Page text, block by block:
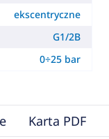
ekscentryczne
G1/2B
0÷25 bar
Karta PDF